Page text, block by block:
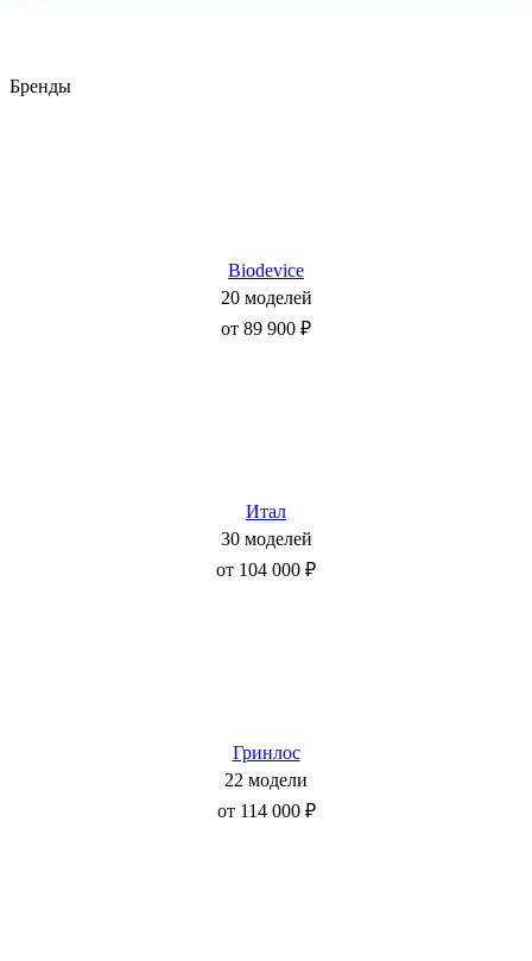
Бренды
Biodevice
20 моделей
от 89 900 ₽
Итал
30 моделей
от 104 000 ₽
Гринлос
22 модели
от 114 000 ₽